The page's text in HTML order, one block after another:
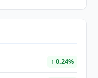
↑ 0.24%